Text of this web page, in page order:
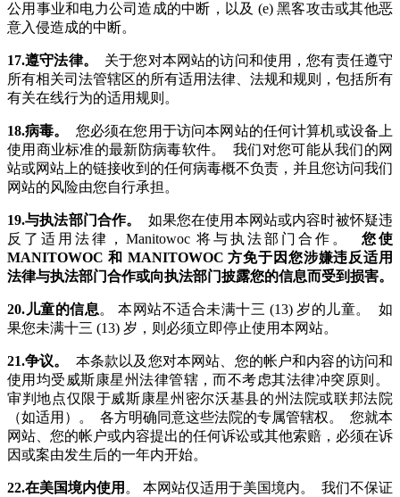
公用事业和电力公司造成的中断，以及 (e) 黑客攻击或其他恶
意入侵造成的中断。
17.遵守法律。 关于您对本网站的访问和使用，您有责任遵守
所有相关司法管辖区的所有适用法律、法规和规则，包括所有
有关在线行为的适用规则。
18.病毒。 您必须在您用于访问本网站的任何计算机或设备上
使用商业标准的最新防病毒软件。 我们对您可能从我们的网
站或网站上的链接收到的任何病毒概不负责，并且您访问我们
网站的风险由您自行承担。
19.与执法部门合作。 如果您在使用本网站或内容时被怀疑违
反了适用法律，Manitowoc 将与执法部门合作。 您使
MANITOWOC 和 MANITOWOC 方免于因您涉嫌违反适用
法律与执法部门合作或向执法部门披露您的信息而受到损害。
20.儿童的信息。 本网站不适合未满十三 (13) 岁的儿童。 如
果您未满十三 (13) 岁，则必须立即停止使用本网站。
21.争议。
本条款以及您对本网站、您的帐户和内容的访问和
使用均受威斯康星州法律管辖，而不考虑其法律冲突原则。
审判地点仅限于威斯康星州密尔沃基县的州法院或联邦法院
（如适用）。 各方明确同意这些法院的专属管辖权。 您就本
网站、您的帐户或内容提出的任何诉讼或其他索赔，必须在诉
因或案由发生后的一年内开始。
22.在美国境内使用 。 本网站仅适用于美国境内。 我们不保证